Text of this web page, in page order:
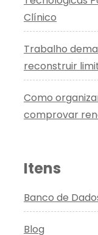
Clínico
Trabalho
reconstruir
Como
comprovar
Itens
Banco de
Blog